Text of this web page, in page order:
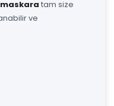
maskara tam size
ve